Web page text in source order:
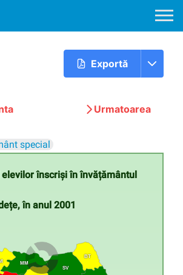
Exportă
Urmatoarea
special
elevilor înscriși în învățământul
în anul 2001
BT
MM
SV